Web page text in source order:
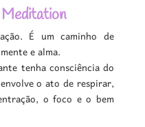
É um caminho de
e alma.
tenha consciência do
o ato de respirar,
o foco e o bem